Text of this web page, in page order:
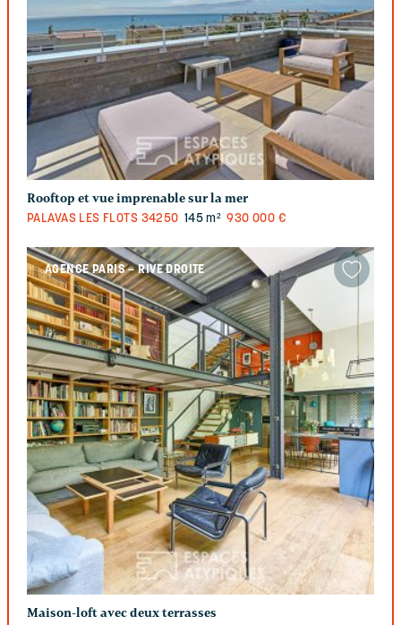
Rooftop et vue imprenable sur la mer
PALAVAS LES FLOTS 34250 145 m² 930 000 €
AGENCE PARIS – RIVE DROITE
Maison-loft avec deux terrasses